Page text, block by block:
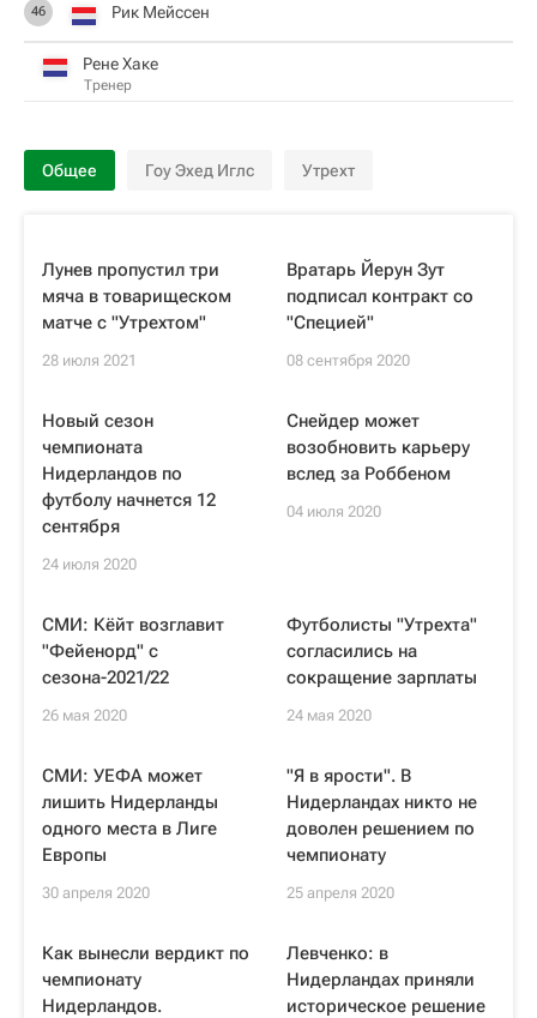
46 Рик Мейссен
Рене Хаке
Тренер
Общее Гоу Эхед Иглс Утрехт
Лунев пропустил три
мяча в товарищеском
матче с "Утрехтом"
28 июля 2021
Вратарь Йерун Зут
подписал контракт со
"Специей"
08 сентября 2020
Новый сезон
чемпионата
Нидерландов по
футболу начнется 12
сентября
24 июля 2020
Снейдер может
возобновить карьеру
вслед за Роббеном
04 июля 2020
СМИ: Кёйт возглавит
"Фейенорд" с
сезона-2021/22
26 мая 2020
Футболисты "Утрехта"
согласились на
сокращение зарплаты
24 мая 2020
СМИ: УЕФА может
лишить Нидерланды
одного места в Лиге
Европы
30 апреля 2020
"Я в ярости". В
Нидерландах никто не
доволен решением по
чемпионату
25 апреля 2020
Как вынесли вердикт по
чемпионату
Нидерландов.
Левченко: в
Нидерландах приняли
историческое решение